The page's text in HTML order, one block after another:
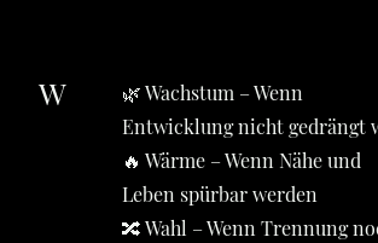
W
🌿 Wachstum – Wenn
Entwicklung nicht gedrängt
🔥 Wärme – Wenn Nähe und
Leben spürbar werden
🔀 Wahl – Wenn Trennung